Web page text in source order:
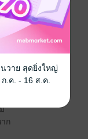
มิถุนายน 2568
54 นาที
ก
นวาย สุดยิ่งใหญ่
.ค. - 16 ส.ค.